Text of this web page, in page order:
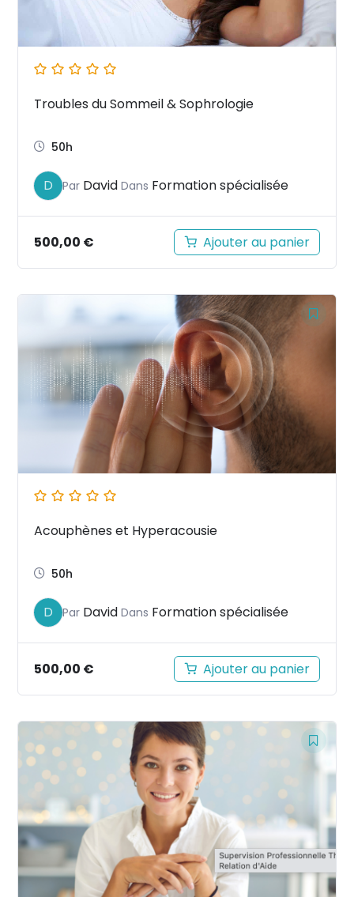
Troubles du Sommeil & Sophrologie
50h
D Par David Dans Formation spécialisée
500,00 € Ajouter au panier
Acouphènes et Hyperacousie
50h
D Par David Dans Formation spécialisée
500,00 € Ajouter au panier